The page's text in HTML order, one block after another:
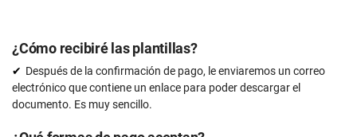
¿Cómo recibiré las plantillas?
Después de la confirmación de pago, le enviaremos un correo
electrónico que contiene un enlace para poder descargar el
documento. Es muy sencillo.